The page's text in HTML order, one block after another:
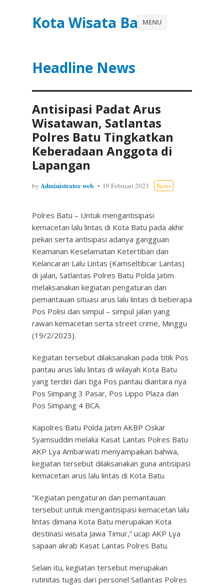
Kota Wisata Batu
Headline News
MENU
Antisipasi Padat Arus
Wisatawan, Satlantas
Polres Batu Tingkatkan
Keberadaan Anggota di
Lapangan
by Administrator web 19 Februari 2023 News
Polres Batu – Untuk mengantisipasi
kemacetan lalu lintas di Kota Batu pada akhir
pekan serta antisipasi adanya gangguan
Keamanan Keselamatan Ketertiban dan
Kelancaran Lalu Lintas (Kamseltibcar Lantas)
di jalan, Satlantas Polres Batu Polda Jatim
melaksanakan kegiatan pengaturan dan
pemantauan situasi arus lalu lintas di beberapa
Pos Polisi dan simpul – simpul jalan yang
rawan kemacetan serta street crime, Minggu
(19/2/2023).
Kegiatan tersebut dilaksanakan pada titik Pos
pantau arus lalu lintas di wilayah Kota Batu
yang terdiri dari tiga Pos pantau diantara nya
Pos Simpang 3 Pasar, Pos Lippo Plaza dan
Pos Simpang 4 BCA.
Kapolres Batu Polda Jatim AKBP Oskar
Syamsuddin melalui Kasat Lantas Polres Batu
AKP Lya Ambarwati menyampaikan bahwa,
kegiatan tersebut dilaksanakan guna antisipasi
kemacetan arus lalu lintas di Kota Batu.
“Kegiatan pengaturan dan pemantauan
tersebut untuk mengantisipasi kemacetan lalu
lintas dimana Kota Batu merupakan Kota
destinasi wisata Jawa Timur,” ucap AKP Lya
sapaan akrab Kasat Lantas Polres Batu.
Selain itu, kegiatan tersebut merupakan
rutinitas tugas dari personel Satlantas Polres